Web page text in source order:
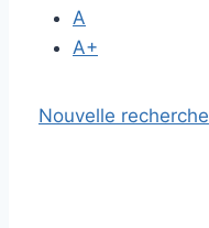
A
A+
Nouvelle recherche